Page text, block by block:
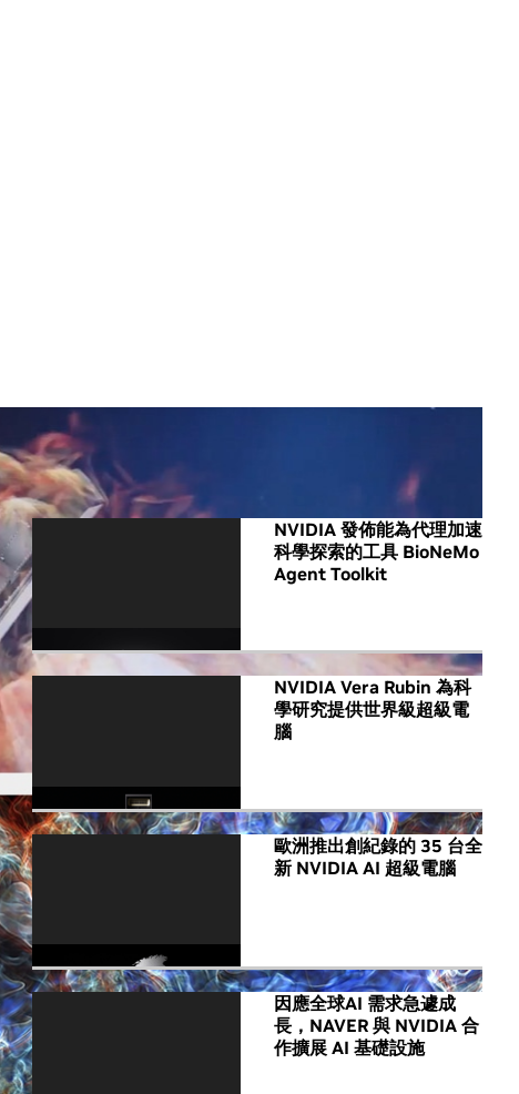
All NVIDIA News
NVIDIA 發佈能為代理加速
科學探索的工具 BioNeMo
Agent Toolkit
NVIDIA Vera Rubin 為科
學研究提供世界級超級電
腦
歐洲推出創紀錄的 35 台全
新 NVIDIA AI 超級電腦
因應全球AI 需求急遽成
長，NAVER 與 NVIDIA 合
作擴展 AI 基礎設施